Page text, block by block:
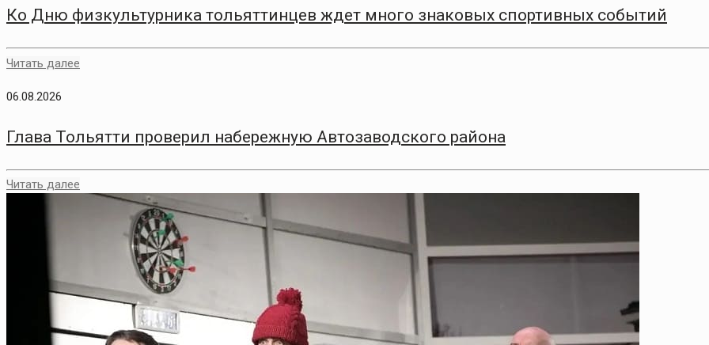
Ко Дню физкультурника тольяттинцев ждет много знаковых спортивных событий
Читать далее
06.08.2026
Глава Тольятти проверил набережную Автозаводского района
Читать далее